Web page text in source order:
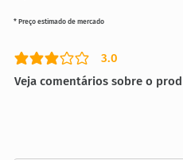
3.0
classificação média é 3 de 5
Veja comentários sobre o
* Preço estimado de mercado